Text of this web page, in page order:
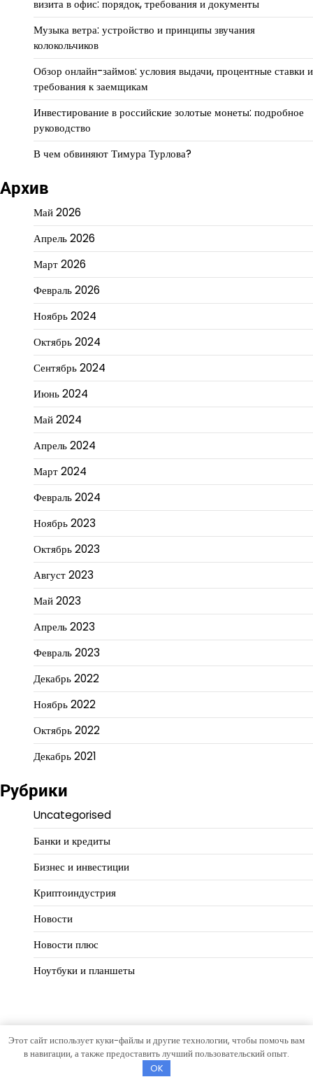
визита в офис: порядок, требования и документы
Музыка ветра: устройство и принципы звучания
колокольчиков
Обзор онлайн-займов: условия выдачи, процентные ставки и
требования к заемщикам
Инвестирование в российские золотые монеты: подробное
руководство
В чем обвиняют Тимура Турлова?
Архив
Май 2026
Апрель 2026
Март 2026
Февраль 2026
Ноябрь 2024
Октябрь 2024
Сентябрь 2024
Июнь 2024
Май 2024
Апрель 2024
Март 2024
Февраль 2024
Ноябрь 2023
Октябрь 2023
Август 2023
Май 2023
Апрель 2023
Февраль 2023
Декабрь 2022
Ноябрь 2022
Октябрь 2022
Декабрь 2021
Рубрики
Uncategorised
Банки и кредиты
Бизнес и инвестиции
Криптоиндустрия
Новости
Новости плюс
Ноутбуки и планшеты
Copyright © 2026Деловой масштабТема Hourly News от
Этот сайт использует куки-файлы и другие технологии, чтобы помочь вам
в навигации, а также предоставить лучший пользовательский опыт.
OK